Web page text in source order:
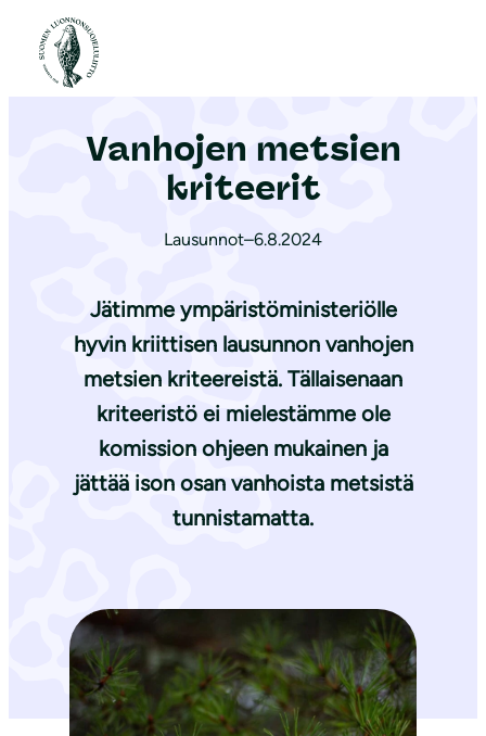
Etusivu
Vanhojen metsien
kriteerit
Lausunnot–6.8.2024
Jätimme ympäristöministeriölle
hyvin kriittisen lausunnon vanhojen
metsien kriteereistä. Tällaisenaan
kriteeristö ei mielestämme ole
komission ohjeen mukainen ja
jättää ison osan vanhoista metsistä
tunnistamatta.